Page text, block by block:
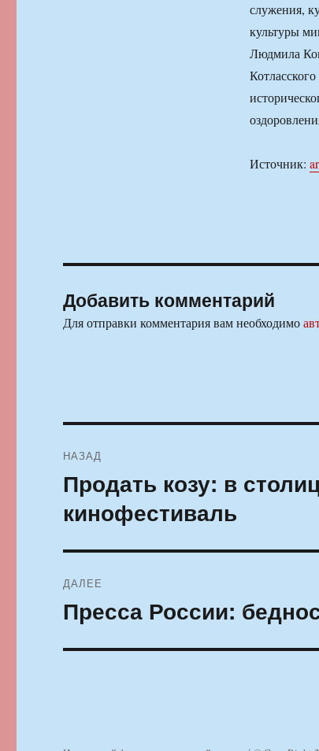
служения,
культуры
Людмила
Источник:
Добавить комментарий
Для отправки комментария вам необходимо
по
записям
НАЗАД
Предыдущая
запись:
Продать козу: в
кинофестиваль
ДАЛЕЕ
Следующая
запись:
Пресса России: